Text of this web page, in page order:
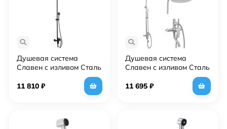
Душевая система
Славен с изливом Сталь
11 810 ₽
Душевая система
Славен с изливом Сталь
11 695 ₽